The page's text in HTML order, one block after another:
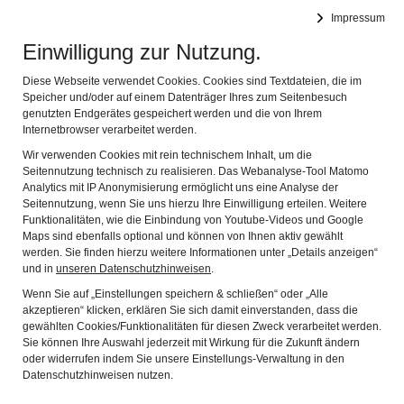
Impressum
Einwilligung zur Nutzung.
Diese Webseite verwendet Cookies. Cookies sind Textdateien, die im
Speicher und/oder auf einem Datenträger Ihres zum Seitenbesuch
genutzten Endgerätes gespeichert werden und die von Ihrem
Internetbrowser verarbeitet werden.
Wir verwenden Cookies mit rein technischem Inhalt, um die
Seitennutzung technisch zu realisieren. Das Webanalyse-Tool Matomo
Analytics mit IP Anonymisierung ermöglicht uns eine Analyse der
Seitennutzung, wenn Sie uns hierzu Ihre Einwilligung erteilen. Weitere
Funktionalitäten, wie die Einbindung von Youtube-Videos und Google
Maps sind ebenfalls optional und können von Ihnen aktiv gewählt
werden. Sie finden hierzu weitere Informationen unter „Details anzeigen“
und in unseren Datenschutzhinweisen.
Wenn Sie auf „Einstellungen speichern & schließen“ oder „Alle
akzeptieren“ klicken, erklären Sie sich damit einverstanden, dass die
gewählten Cookies/Funktionalitäten für diesen Zweck verarbeitet werden.
Sie können Ihre Auswahl jederzeit mit Wirkung für die Zukunft ändern
oder widerrufen indem Sie unsere Einstellungs-Verwaltung in den
Datenschutzhinweisen nutzen.
Museum on Tour
Besuche von anderen Feuerwehren
2022
2021
2019
2018
2017